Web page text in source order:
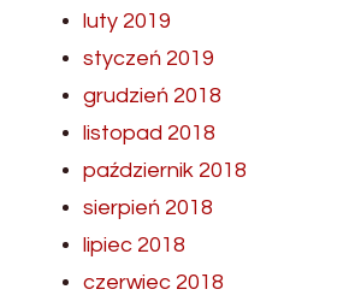
luty 2019
styczeń 2019
grudzień 2018
listopad 2018
październik 2018
sierpień 2018
lipiec 2018
czerwiec 2018